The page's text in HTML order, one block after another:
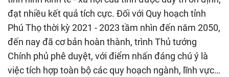
đạt nhiều kết quả tích cực. Đối với Quy hoạch tỉnh
Phú Thọ thời kỳ 2021 - 2023 tầm nhìn đến năm 2050,
đến nay đã cơ bản hoàn thành, trình Thủ tướng
Chính phủ phê duyệt, với điểm nhấn đáng chú ý là
việc tích hợp toàn bộ các quy hoạch ngành, lĩnh vực…